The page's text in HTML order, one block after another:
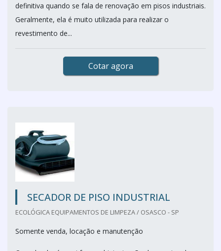
definitiva quando se fala de renovação em pisos industriais.
Geralmente, ela é muito utilizada para realizar o
revestimento de...
Cotar agora
SECADOR DE PISO INDUSTRIAL
ECOLÓGICA EQUIPAMENTOS DE LIMPEZA / OSASCO - SP
Somente venda, locação e manutenção